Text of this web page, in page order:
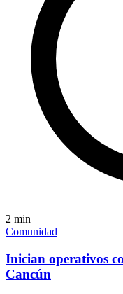
2 min
Comunidad
Inician operativos
Cancún